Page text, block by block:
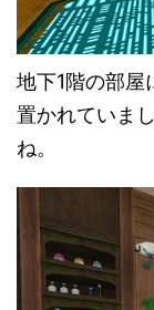
地下1階の部屋
置かれていま
ね。